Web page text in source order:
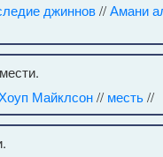
джиннов//Амани
Хоуп Майклсон// месть//